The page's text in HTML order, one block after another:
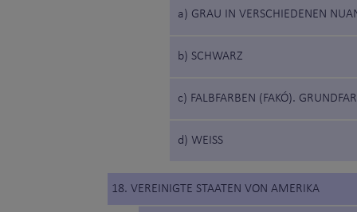
a) GRAU IN VERSCHIEDENEN
b) SCHWARZ
c) FALBFARBEN (FAKÓ).
d) WEISS
18. VEREINIGTE STAATEN VON AMERIKA